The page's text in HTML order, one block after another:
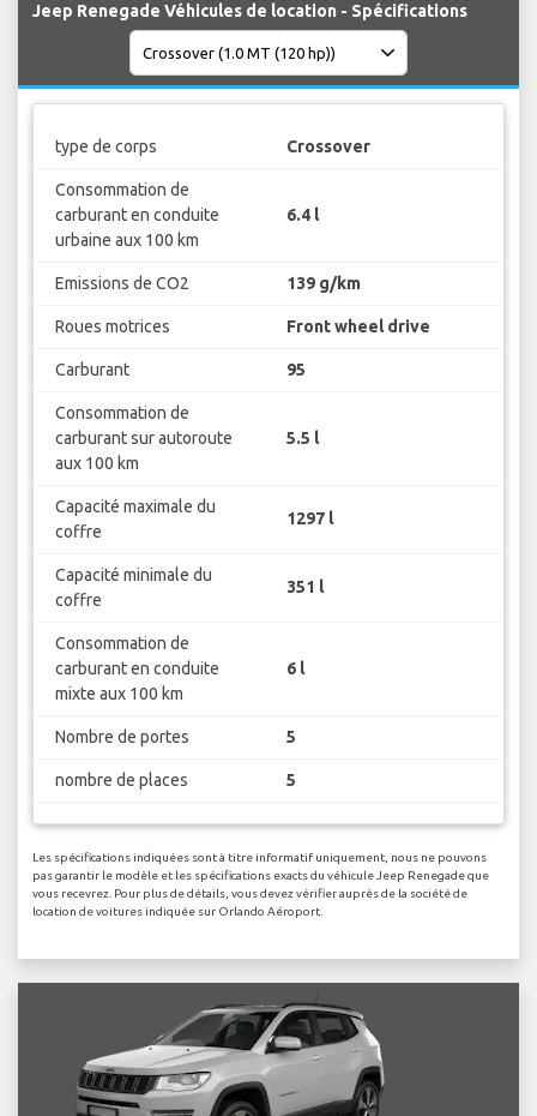
Jeep Renegade Véhicules de location - Spécifications
type de corps Crossover
Consommation de
carburant en conduite
urbaine aux 100 km
6.4 l
Emissions de CO2 139 g/km
Roues motrices Front wheel drive
Carburant 95
Consommation de
carburant sur autoroute
aux 100 km
5.5 l
Capacité maximale du
coffre
1297 l
Capacité minimale du
coffre
351 l
Consommation de
carburant en conduite
mixte aux 100 km
6 l
Nombre de portes 5
nombre de places 5
Les spécifications indiquées sont à titre informatif uniquement, nous ne pouvons
pas garantir le modèle et les spécifications exacts du véhicule Jeep Renegade que
vous recevrez. Pour plus de détails, vous devez vérifier auprès de la société de
location de voitures indiquée sur Orlando Aéroport.